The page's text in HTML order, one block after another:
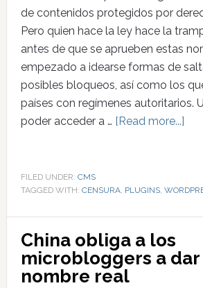
de contenidos protegidos por
Pero quien hace la ley hace la
antes de que se aprueben estas
empezado a idearse formas de
posibles bloqueos, así como los
países con regímenes autoritarios.
poder acceder a … [Read more...]
FILED UNDER: CMS
TAGGED WITH: CENSURA, PLUGINS,
China obliga a los
microbloggers a dar
nombre real